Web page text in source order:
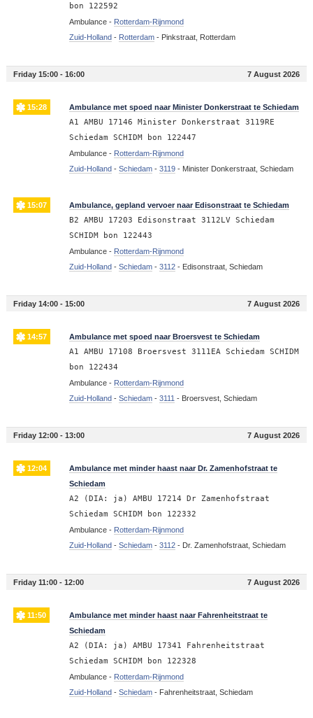
bon 122592
Ambulance - Rotterdam-Rijnmond
Zuid-Holland- Rotterdam- Pinkstraat, Rotterdam
Friday 15:00 - 16:00 7 August 2026
15:28 Ambulance met spoed naar Minister Donkerstraat te Schiedam
A1 AMBU 17146 Minister Donkerstraat 3119RE
Schiedam SCHIDM bon 122447
Ambulance - Rotterdam-Rijnmond
Zuid-Holland- Schiedam- 3119- Minister Donkerstraat, Schiedam
15:07 Ambulance, gepland vervoer naar Edisonstraat te Schiedam
B2 AMBU 17203 Edisonstraat 3112LV Schiedam
SCHIDM bon 122443
Ambulance - Rotterdam-Rijnmond
Zuid-Holland- Schiedam- 3112- Edisonstraat, Schiedam
Friday 14:00 - 15:00 7 August 2026
14:57 Ambulance met spoed naar Broersvest te Schiedam
A1 AMBU 17108 Broersvest 3111EA Schiedam SCHIDM
bon 122434
Ambulance - Rotterdam-Rijnmond
Zuid-Holland- Schiedam- 3111 - Broersvest, Schiedam
Friday 12:00 - 13:00 7 August 2026
12:04
Ambulance met minder haast naar Dr. Zamenhofstraat te
Schiedam
A2 (DIA: ja) AMBU 17214 Dr Zamenhofstraat
Schiedam SCHIDM bon 122332
Ambulance - Rotterdam-Rijnmond
Zuid-Holland- Schiedam- 3112- Dr. Zamenhofstraat, Schiedam
Friday 11:00 - 12:00 7 August 2026
11:50
Ambulance met minder haast naar Fahrenheitstraat te
Schiedam
A2 (DIA: ja) AMBU 17341 Fahrenheitstraat
Schiedam SCHIDM bon 122328
Ambulance - Rotterdam-Rijnmond
Zuid-Holland- Schiedam- Fahrenheitstraat, Schiedam